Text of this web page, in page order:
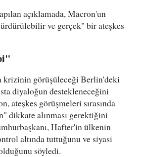
açıklamada, Macron'un
ve gerçek" bir ateşkes
krizinin görüşüleceği Berlin'deki
diyaloğun destekleneceğini
ateşkes görüşmeleri sırasında
dikkate alınması gerektiğini
Hafter'in ülkenin
altında tuttuğunu ve siyasi
söyledi.